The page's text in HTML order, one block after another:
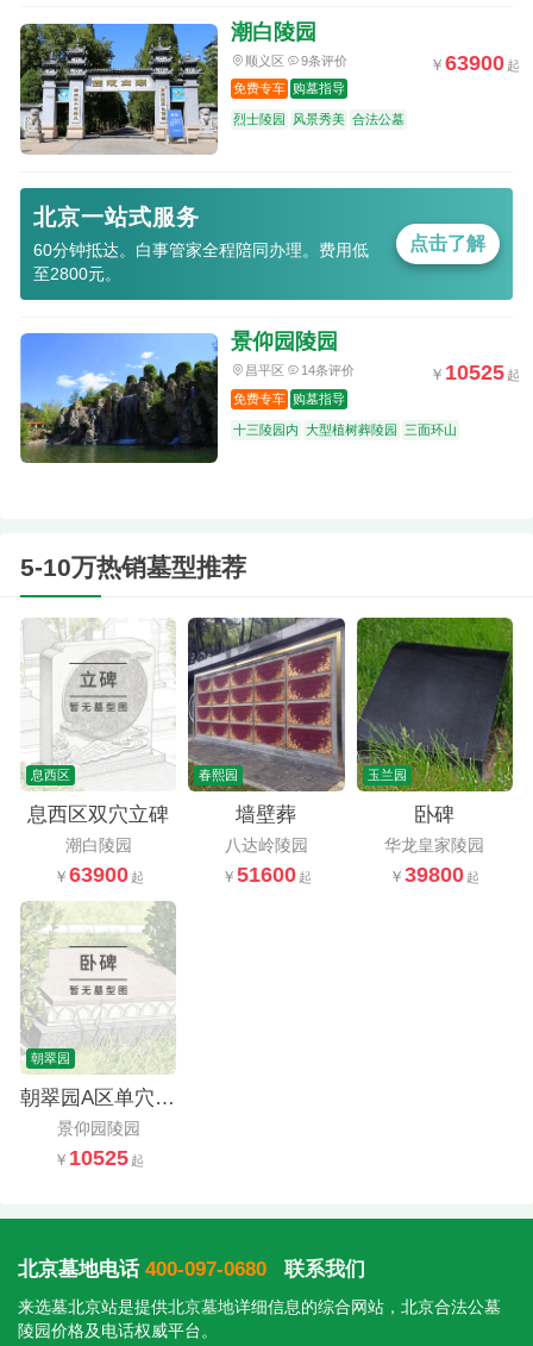
潮白陵园
63900
顺义区
9条评价
免费专车 购墓指导
烈士陵园 风景秀美 合法公墓
北京一站式服务
60分钟抵达。白事管家全程陪同办理。费用低
至2800元。
点击了解
景仰园陵园
10525
昌平区
14条评价
免费专车 购墓指导
十三陵园内 大型植树葬陵园 三面环山
5-10万热销墓型推荐
息西区
息西区双穴立碑
潮白陵园
63900
春熙园
墙壁葬
八达岭陵园
51600
玉兰园
卧碑
华龙皇家陵园
39800
朝翠园
朝翠园A区单穴卧碑
景仰园陵园
10525
北京墓地电话 400-097-0680 联系我们
来选墓北京站是提供北京墓地详细信息的综合网站，北京合法公墓
陵园价格及电话权威平台。